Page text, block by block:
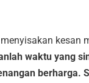
kesan
waktu yang